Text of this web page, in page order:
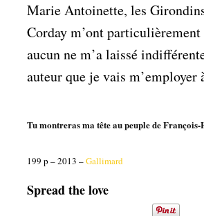
Marie Antoinette, les
Corday m’ont
aucun ne m’a laissé
auteur que je vais m’employer
Tu montreras ma tête au peuple de
199 p – 2013 –Gallimard
Spread the love